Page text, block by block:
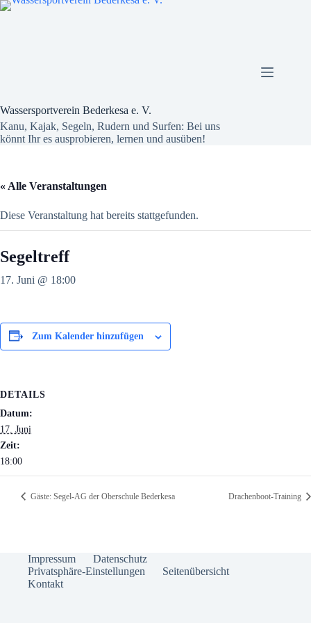
Zum
Wassersportverein Bederkesa e. V.
Kanu, Kajak, Segeln, Rudern und Surfen: Bei uns
könnt Ihr es ausprobieren, lernen und ausüben!
« Alle Veranstaltungen
Diese Veranstaltung hat bereits stattgefunden.
Segeltreff
17. Juni @ 18:00
Zum Kalender hinzufügen
DETAILS
Datum:
17. Juni
Zeit:
18:00
Gäste: Segel-AG der Oberschule Bederkesa Drachenboot-Training
Impressum
Datenschutz
Privatsphäre-Einstellungen
Seitenübersicht
Kontakt